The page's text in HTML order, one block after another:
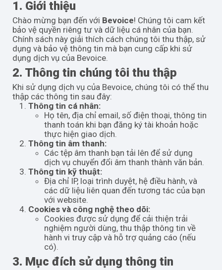
1. Giới thiệu
Chào mừng bạn đến với Bevoice! Chúng tôi cam kết
bảo vệ quyền riêng tư và dữ liệu cá nhân của bạn.
Chính sách này giải thích cách chúng tôi thu thập, sử
dụng và bảo vệ thông tin mà bạn cung cấp khi sử
dụng dịch vụ của Bevoice.
2. Thông tin chúng tôi thu thập
Khi sử dụng dịch vụ của Bevoice, chúng tôi có thể thu
thập các thông tin sau đây:
Thông tin cá nhân:
Họ tên, địa chỉ email, số điện thoại, thông tin
thanh toán khi bạn đăng ký tài khoản hoặc
thực hiện giao dịch.
Thông tin âm thanh:
Các tệp âm thanh bạn tải lên để sử dụng
dịch vụ chuyển đổi âm thanh thành văn bản.
Thông tin kỹ thuật:
Địa chỉ IP, loại trình duyệt, hệ điều hành, và
các dữ liệu liên quan đến tương tác của bạn
với website.
Cookies và công nghệ theo dõi:
Cookies được sử dụng để cải thiện trải
nghiệm người dùng, thu thập thông tin về
hành vi truy cập và hỗ trợ quảng cáo (nếu
có).
3. Mục đích sử dụng thông tin